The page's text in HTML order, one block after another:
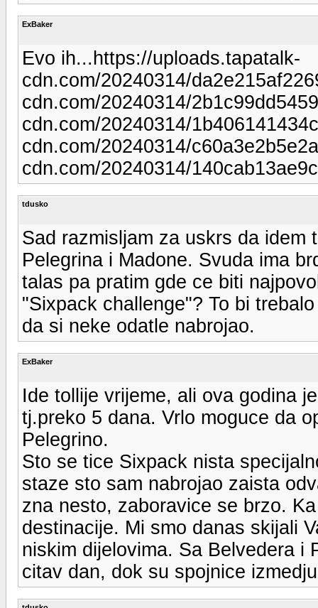
ExBaker
Evo ih...https://uploads.tapatalk-
cdn.com/20240314/
cdn.com/20240314/
cdn.com/20240314/
cdn.com/20240314/
cdn.com/20240314/
tdusko
Sad razmisljam za uskrs da idem
Pelegrina i Madone. Svuda ima
talas pa pratim gde ce biti
"Sixpack challenge"? To bi
da si neke odatle nabrojao.
ExBaker
Ide tollije vrijeme, ali ova godina
tj.preko 5 dana. Vrlo moguce da
Pelegrino.
Sto se tice Sixpack nista
staze sto sam nabrojao zaista
zna nesto, zaboravice se brzo.
destinacije. Mi smo danas skijali
niskim dijelovima. Sa Belvedera i
citav dan, dok su spojnice